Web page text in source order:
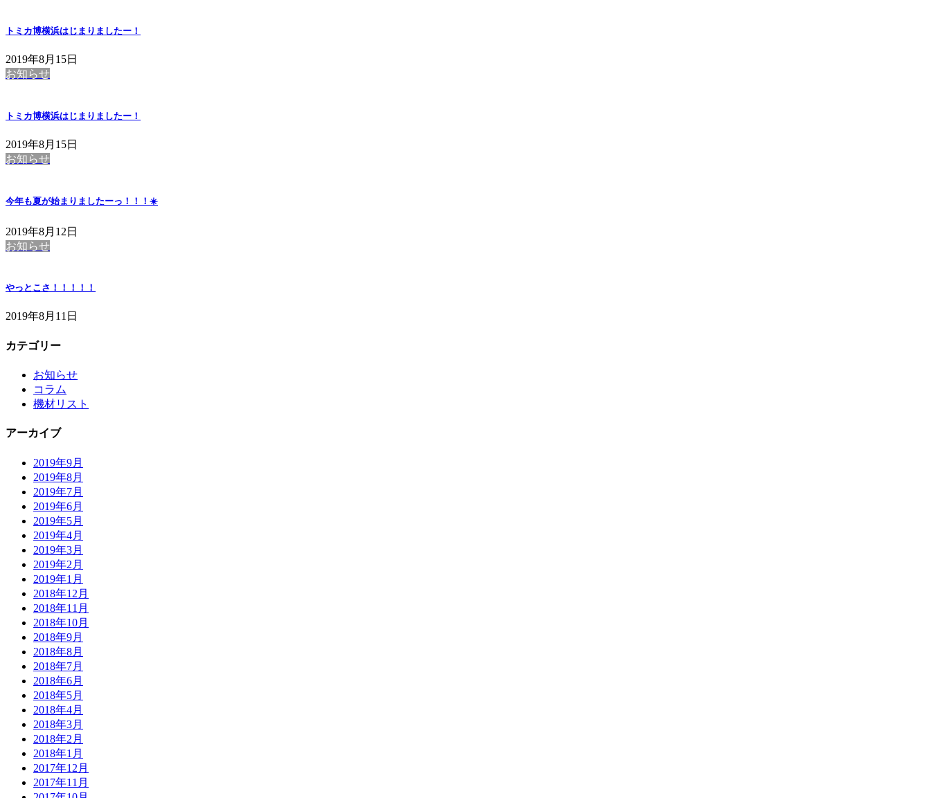
トミカ博横浜はじまりましたー！
2019年8月15日
お知らせ
トミカ博横浜はじまりましたー！
2019年8月15日
お知らせ
今年も夏が始まりましたーっ！！！☀️
2019年8月12日
お知らせ
やっとこさ！！！！！
2019年8月11日
カテゴリー
お知らせ
コラム
機材リスト
アーカイブ
2019年9月
2019年8月
2019年7月
2019年6月
2019年5月
2019年4月
2019年3月
2019年2月
2019年1月
2018年12月
2018年11月
2018年10月
2018年9月
2018年8月
2018年7月
2018年6月
2018年5月
2018年4月
2018年3月
2018年2月
2018年1月
2017年12月
2017年11月